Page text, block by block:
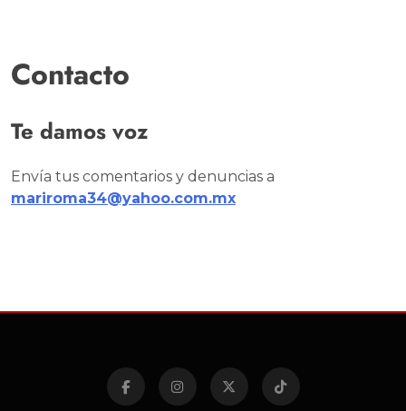
Contacto
Te damos voz
Envía tus comentarios y denuncias a
mariroma34@yahoo.com.mx